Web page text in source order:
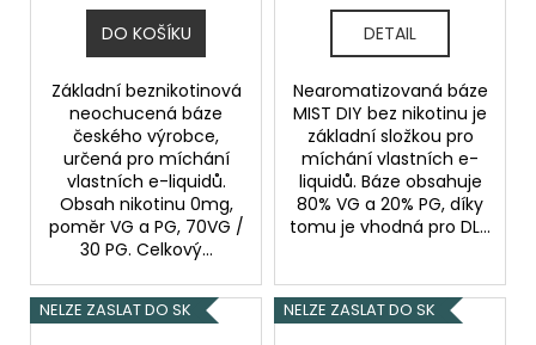
DO KOŠÍKU
Základní beznikotinová
neochucená báze
českého výrobce,
určená pro míchání
vlastních e-liquidů.
Obsah nikotinu 0mg,
poměr VG a PG, 70VG /
30 PG. Celkový...
DETAIL
Nearomatizovaná báze
MIST DIY bez nikotinu je
základní složkou pro
míchání vlastních e-
liquidů. Báze obsahuje
80% VG a 20% PG, díky
tomu je vhodná pro DL...
NELZE ZASLAT DO SK NELZE ZASLAT DO SK